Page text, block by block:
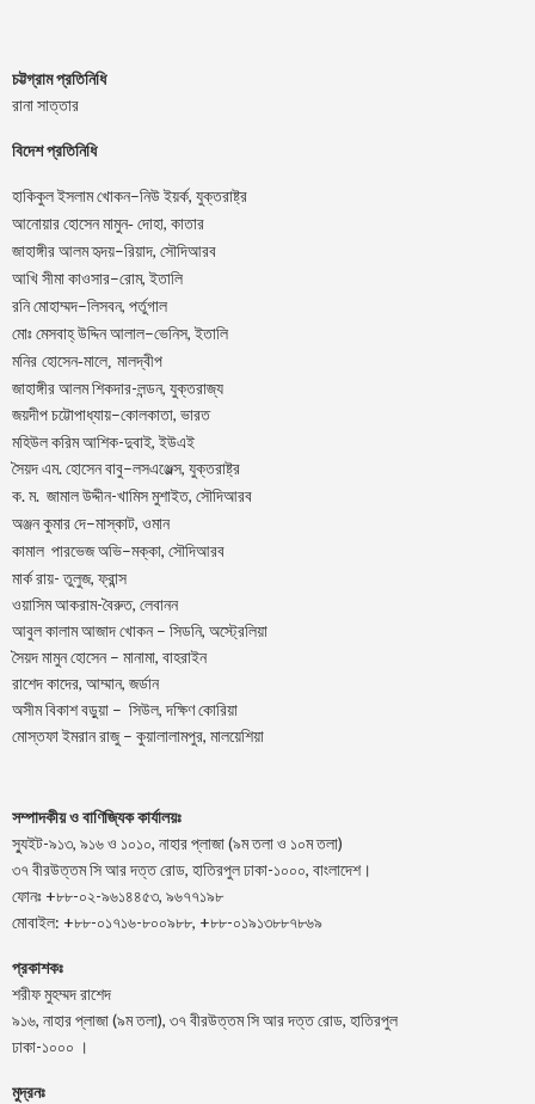
চট্টগ্রাম প্রতিনিধি
রানা সাত্তার
বিদেশ প্রতিনিধি
হাকিকুল ইসলাম খোকন–নিউ ইয়র্ক, যুক্তরাষ্ট্র
আনোয়ার হোসেন মামুন- দোহা, কাতার
জাহাঙ্গীর আলম হৃদয়–রিয়াদ, সৌদিআরব
আখি সীমা কাওসার–রোম,ইতালি
রনি মোহাম্মদ–লিসবন, পর্তুগাল
মোঃ মেসবাহ্ উদ্দিন আলাল–ভেনিস,ইতালি
মনির হোসেন-মালে, মালদ্বীপ
জাহাঙ্গীর আলম শিকদার-লন্ডন, যুক্তরাজ্য
জয়দীপ চট্টোপাধ্যায়–কোলকাতা, ভারত
মহিউল করিম আশিক-দুবাই, ইউএই
সৈয়দ এম. হোসেন বাবু–লসএঞ্জেল্স, যুক্তরাষ্ট্র
ক. ম. জামাল উদ্দীন-খামিস মুশাইত, সৌদিআরব
অঞ্জন কুমার দে–মাস্কাট, ওমান
কামাল পারভেজ অভি–মক্কা, সৌদিআরব
মার্ক রায়- তুলুজ, ফ্রান্স
ওয়াসিম আকরাম-বৈরুত, লেবানন
আবুল কালাম আজাদ খোকন – সিডনি, অস্ট্রেলিয়া
সৈয়দ মামুন হোসেন – মানামা, বাহরাইন
রাশেদ কাদের, আম্মান, জর্ডান
অসীম বিকাশ বড়ুয়া – সিউল, দক্ষিণ কোরিয়া
মোস্তফা ইমরান রাজু – কুয়ালালামপুর, মালয়েশিয়া
সম্পাদকীয় ও বাণিজ্যিক কার্যালয়ঃ
স্যুইট-৯১৩, ৯১৬ ও ১০১০, নাহার প্লাজা (৯ম তলা ও ১০ম তলা)
৩৭ বীরউত্তম সি আর দত্ত রোড, হাতিরপুল ঢাকা-১০০০, বাংলাদেশ।
ফোনঃ +৮৮-০২-৯৬১৪৪৫৩, ৯৬৭৭১৯৮
মোবাইল: +৮৮-০১৭১৬-৮০০৯৮৮, +৮৮-০১৯১৩৮৮৭৮৬৯
প্রকাশকঃ
শরীফ মুহম্মদ রাশেদ
৯১৬, নাহার প্লাজা (৯ম তলা), ৩৭ বীরউত্তম সি আর দত্ত রোড, হাতিরপুল
ঢাকা-১০০০ ।
মুদ্রনঃ